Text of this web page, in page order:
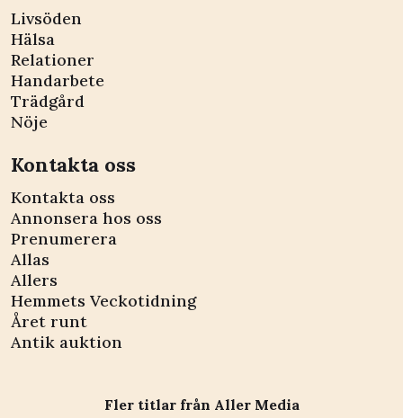
Livsöden
Hälsa
Relationer
Handarbete
Trädgård
Nöje
Kontakta oss
Kontakta oss
Annonsera hos oss
Prenumerera
Allas
Allers
Hemmets Veckotidning
Året runt
Antik auktion
Fler titlar från Aller Media